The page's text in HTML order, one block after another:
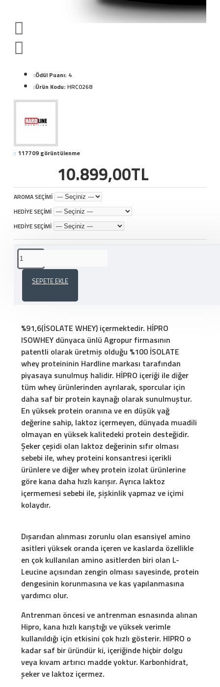
Ödül Puanı: 4
Ürün Kodu: HRC0268
117709 görüntülenme
10.899,00TL
AROMA SEÇİMİ
HEDİYE SEÇİMİ
HEDİYE SEÇİMİ
SEPETE EKLE
HARDLİNE HİPRO ISOWHEY 1800 GR
%91,6(İSOLATE WHEY) içermektedir. HİPRO
ISOWHEY dünyaca ünlü Agropur firmasının
patentli olarak üretmiş olduğu %100 İSOLATE
whey proteininin Hardline markası tarafından
piyasaya sunulmuş halidir. HİPRO içeriği ile diğer
tüm whey ürünlerinden ayrılarak, sporcular için
daha saf bir protein kaynağı olarak sunulmuştur.
En yüksek protein oranına ve en düşük yağ
değerine sahip, laktoz içermeyen, dünyada muadili
olmayan en yüksek kalitedeki protein desteğidir.
Şeker çeşidi olan laktoz değerinin sıfır olması
sebebi ile, whey proteini konsantresi içerikli
ürünlere ve diğer whey protein izolat ürünlerine
göre kana daha hızlı karışır. Ayrıca laktoz
içermemesi sebebi ile, şişkinlik yapmaz ve içimi
kolaydır.
Dışarıdan alınması zorunlu olan esansiyel amino
asitleri yüksek oranda içeren ve kaslarda özellikle
en çok kullanılan amino asitlerden biri olan L-
Leucine açısından zengin olması sayesinde, protein
dengesinin korunmasına ve kas yapılanmasına
yardımcı olur.
Antrenman öncesi ve antrenman esnasında alınan
Hipro, kana hızlı karıştığı ve yüksek verimle
kullanıldığı için etkisini çok hızlı gösterir. HIPRO o
kadar saf bir üründür ki, içeriğinde hiçbir dolgu
veya kıvam artırıcı madde yoktur. Karbonhidrat,
şeker ve laktoz içermez.